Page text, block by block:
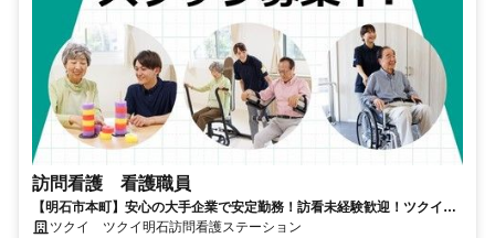
訪問看護 看護職員
【明石市本町】安心の大手企業で安定勤務！訪看未経験歓迎！ツクイ訪
看/正看護師
ツクイ ツクイ明石訪問看護ステーション